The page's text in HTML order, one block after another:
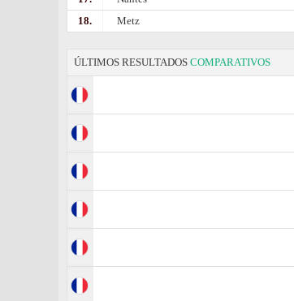
18.
Metz
ÚLTIMOS RESULTADOS COMPARATIVOS